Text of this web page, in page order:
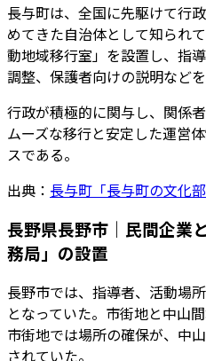
長与町は、全国に先駆けて行
めてきた自治体として知られ
動地域移行室」を設置し、指
調整、保護者向けの説明など
行政が積極的に関与し、関係
ムーズな移行と安定した運営
スである。
出典： 長与町「長与町の文化
長野県長野市｜民間企業
務局」の設置
長野市では、指導者、活動場
となっていた。市街地と中山
市街地では場所の確保が、中
されていた。